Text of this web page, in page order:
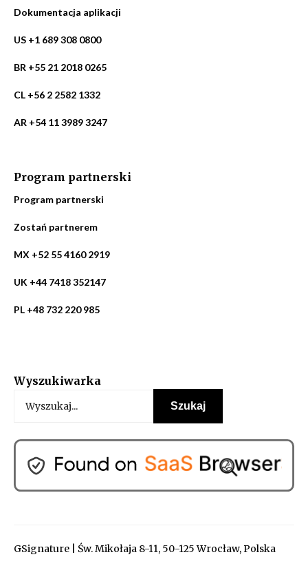
Dokumentacja aplikacji
US +1 689 308 0800
BR +55 21 2018 0265
CL +56 2 2582 1332
AR +54 11 3989 3247
Program partnerski
Program partnerski
Zostań partnerem
MX +52 55 4160 2919
UK +44 7418 352147
PL +48 732 220 985
Wyszukiwarka
GSignature | Św. Mikołaja 8-11, 50-125 Wrocław, Polska